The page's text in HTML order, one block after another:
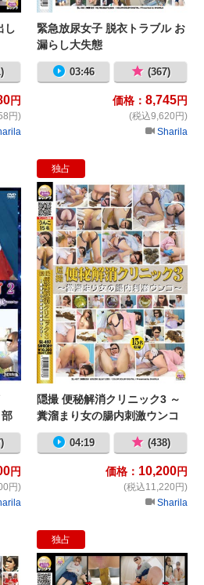
し
円
円)
緊急放尿女子 脱衣トラブル お
漏らし大失態
03:46 (367)
価格： 8,745円
(税込9,620円)
Sharila
隠撮 女子校生レズプレイ２ 〜夏
円
円)
独占
隠撮 便秘解消クリニック3 ～
糞溜まり女の腸内刺激ウンコ
～
04:19 (438)
価格： 10,200円
(税込11,220円)
Sharila
クリスマス暴走集団おしっこパーテ
独占
イ